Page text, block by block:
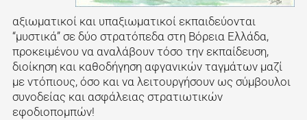
αξιωματικοί και υπαξιωματικοί εκπαιδεύονται
“μυστικά” σε δύο στρατόπεδα στη Βόρεια Ελλάδα,
προκειμένου να αναλάβουν τόσο την εκπαίδευση,
διοίκηση και καθοδήγηση αφγανικών ταγμάτων μαζί
με ντόπιους, όσο και να λειτουργήσουν ως σύμβουλοι
συνοδείας και ασφάλειας στρατιωτικών
εφοδιοπομπών!